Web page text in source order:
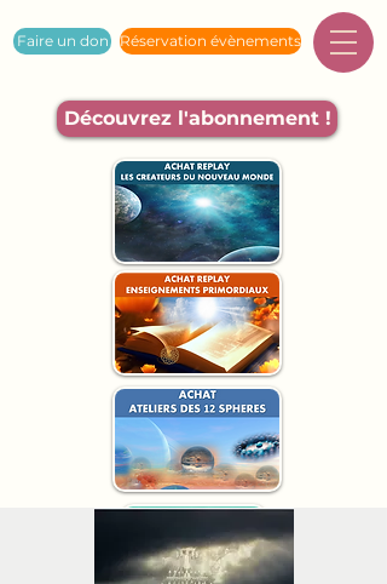
Faire un don Réservation évènements
Découvrez l'abonnement !